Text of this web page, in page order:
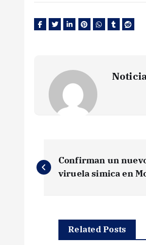
a
Confirman un
viruela simica en
Related Posts